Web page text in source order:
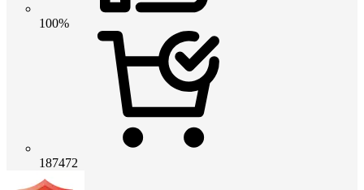
100%
187472